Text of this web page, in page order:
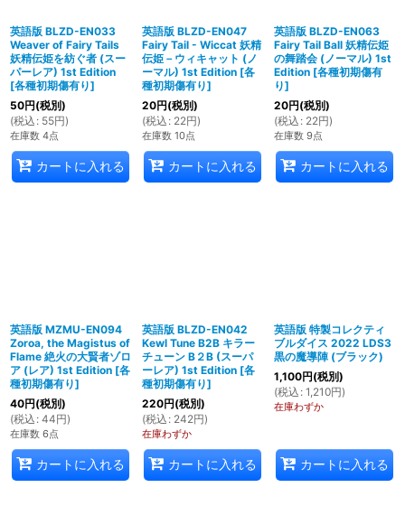
英語版 BLZD-EN033
Weaver of Fairy Tails
妖精伝姫を紡ぐ者 (スー
パーレア) 1st Edition
[各種初期傷有り]
50円(税別)
(税込 : 55円)
在庫数 4点
カートに入れる
英語版 BLZD-EN047
Fairy Tail - Wiccat 妖精
伝姫－ウィキャット (ノ
ーマル) 1st Edition [各
種初期傷有り]
20円(税別)
(税込 : 22円)
在庫数 10点
カートに入れる
英語版 BLZD-EN063
Fairy Tail Ball 妖精伝姫
の舞踏会 (ノーマル) 1st
Edition [各種初期傷有
り]
20円(税別)
(税込 : 22円)
在庫数 9点
カートに入れる
英語版 MZMU-EN094
Zoroa, the Magistus of
Flame 絶火の大賢者ゾロ
ア (レア) 1st Edition [各
種初期傷有り]
40円(税別)
(税込 : 44円)
在庫数 6点
カートに入れる
英語版 BLZD-EN042
Kewl Tune B2B キラー
チューン B２B (スーパ
ーレア) 1st Edition [各
種初期傷有り]
220円(税別)
(税込 : 242円)
在庫わずか
カートに入れる
英語版 特製コレクティ
ブルダイス 2022 LDS3
黒の魔導陣 (ブラック)
1,100円(税別)
(税込 : 1,210円)
在庫わずか
カートに入れる